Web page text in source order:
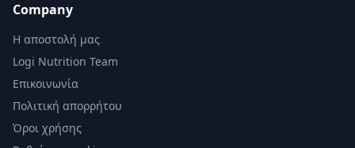
Company
Η αποστολή μας
Logi Nutrition Team
Επικοινωνία
Πολιτική απορρήτου
Όροι χρήσης